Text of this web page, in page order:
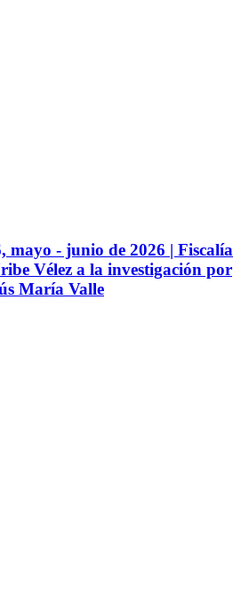
mayo - junio de 2026 | Fiscalía
Vélez a la investigación por
María Valle